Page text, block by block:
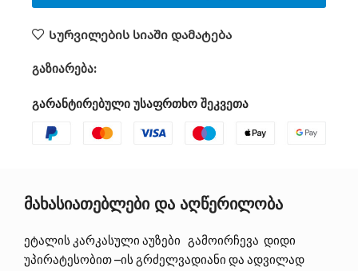
Სურვილების სიაში დამატება
გაზიარება:
გარანტირებული უსაფრთხო შეკვეთა
მახასიათებლები და აღწერილობა
ეტალის კარკასული აუზები გამოირჩევა დიდი
უპირატესობით –ის გრძელვადიანი და ადვილად